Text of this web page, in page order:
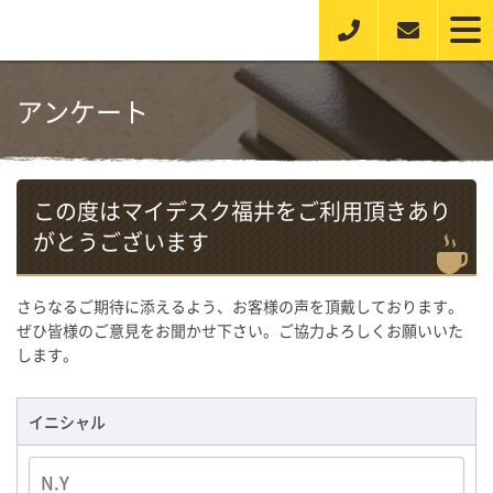
アンケート
この度はマイデスク福井をご利用頂きあり
がとうございます
さらなるご期待に添えるよう、お客様の声を頂戴しております。
ぜひ皆様のご意見をお聞かせ下さい。ご協力よろしくお願いいた
します。
イニシャル